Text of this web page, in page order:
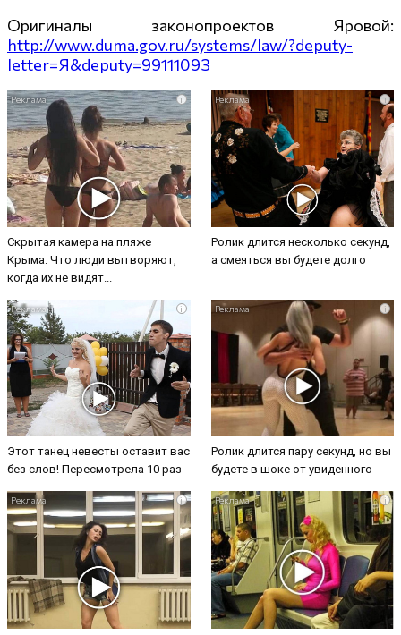
Оригиналы законопроектов Яровой:
http://www.duma.gov.ru/systems/law/?deputy-
letter=Я&deputy=99111093
i
Скрытая камера на пляже
Крыма: Что люди вытворяют,
когда их не видят...
i
Ролик длится несколько секунд,
а смеяться вы будете долго
i
Этот танец невесты оставит вас
без слов! Пересмотрела 10 раз
i
Ролик длится пару секунд, но вы
будете в шоке от увиденного
i i